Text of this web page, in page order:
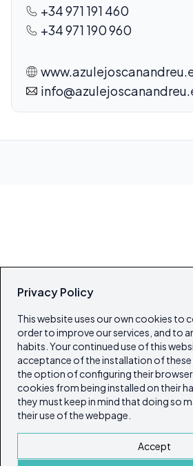
Privacy Policy
This website uses our own cookies to
order to improve our services, and to
habits. Your continued use of this
acceptance of the installation of these
the option of configuring their
cookies from being installed on their
they must keep in mind that doing so
their use of the webpage.
Accept
+34 971 191 460
+34 971 190 960